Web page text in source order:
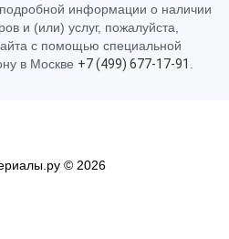
информации о наличии
и (или) услуг, пожалуйста,
с помощью специальной
в Москве +7 (499) 677-1 7-91
© 2026